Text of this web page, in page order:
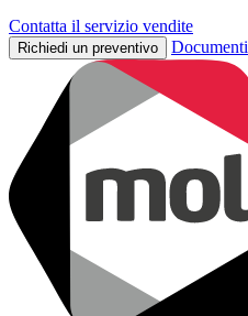
Contatta il servizio vendite
Richiedi un preventivo Documenti